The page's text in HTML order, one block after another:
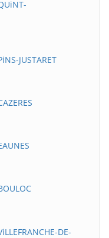
JUSTARET
DE-